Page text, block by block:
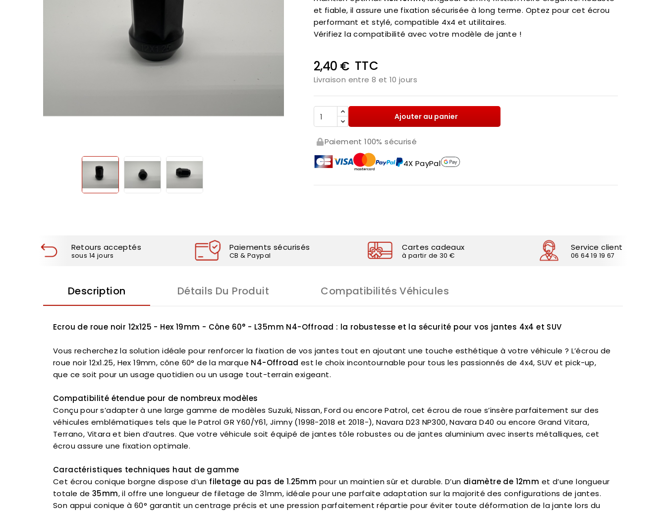
et fiable, il assure une fixation sécurisée à long terme. Optez pour cet écrou
performant et stylé, compatible 4x4 et utilitaires.
Vérifiez la compatibilité avec votre modèle de jante !
2,40 € TTC
Livraison entre 8 et 10 jours
Ajouter au panier
Paiement 100% sécurisé
4X PayPal
Retours acceptés
sous 14 jours
Paiements sécurisés
CB & Paypal
Cartes cadeaux
à partir de 30 €
Service client
06 64 19 19 67
Description Détails Du Produit Compatibilités Véhicules
Ecrou de roue noir 12x125 - Hex 19mm - Cône 60° - L35mm N4-Offroad : la robustesse et la sécurité pour vos jantes 4x4 et SUV
Vous recherchez la solution idéale pour renforcer la fixation de vos jantes tout en ajoutant une touche esthétique à votre véhicule ? L’écrou de
roue noir 12x1.25, Hex 19mm, cône 60° de la marque N4-Offroad est le choix incontournable pour tous les passionnés de 4x4, SUV et pick-up,
que ce soit pour un usage quotidien ou un usage tout-terrain exigeant.
Compatibilité étendue pour de nombreux modèles
Conçu pour s’adapter à une large gamme de modèles Suzuki, Nissan, Ford ou encore Patrol, cet écrou de roue s’insère parfaitement sur des
véhicules emblématiques tels que le Patrol GR Y60/Y61, Jimny (1998-2018 et 2018-), Navara D23 NP300, Navara D40 ou encore Grand Vitara,
Terrano, Vitara et bien d’autres. Que votre véhicule soit équipé de jantes tôle robustes ou de jantes aluminium avec inserts métalliques, cet
écrou assure une fixation optimale.
Caractéristiques techniques haut de gamme
Cet écrou conique borgne dispose d’un filetage au pas de 1.25mm pour un maintien sûr et durable. D’un diamètre de 12mm et d’une longueur
totale de35mm, il offre une longueur de filetage de 31mm, idéale pour une parfaite adaptation sur la majorité des configurations de jantes.
Son appui conique à 60° garantit un centrage précis et une pression parfaitement répartie pour éviter toute déformation de la jante lors du